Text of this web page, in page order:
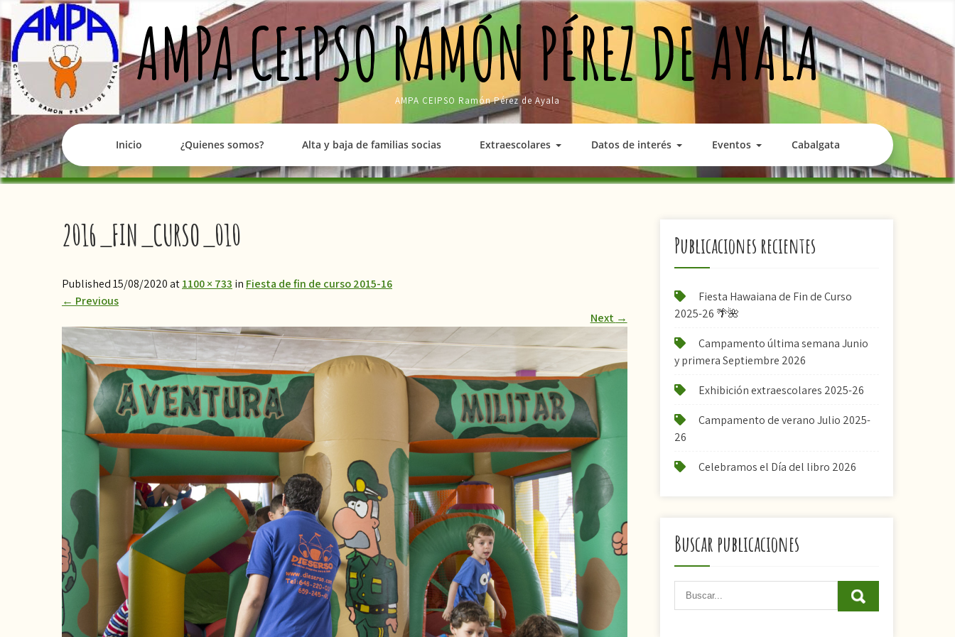
to
content
AMPA CEIPSO RAMÓN PÉREZ DE AYALA
AMPA CEIPSO Ramón Pérez de Ayala
Inicio ¿Quienes somos? Alta y baja de familias socias Extraescolares Datos de interés Eventos Cabalgata
2016_FIN_CURSO_010
Published 15/08/2020 at1100 × 733 in ​Fiesta de fin de curso 2015-16
← Previous
Next →
Publicaciones recientes
Fiesta Hawaiana de Fin de Curso
2025-26 🌴🌺
Campamento última semana Junio
y primera Septiembre 2026
Exhibición extraescolares 2025-26
Campamento de verano Julio 2025-
26
Celebramos el Día del libro 2026
Buscar publicaciones